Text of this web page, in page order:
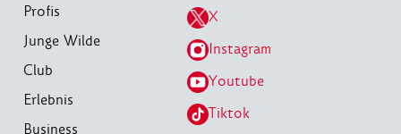
Profis
Junge Wilde
Club
Erlebnis
Business
X
Instagram
Youtube
Tiktok